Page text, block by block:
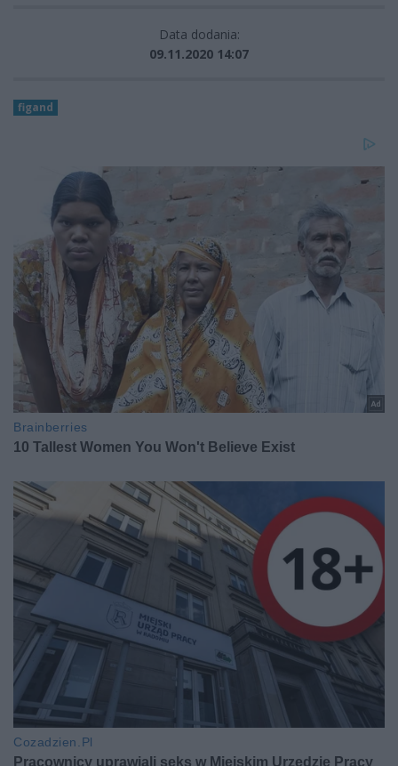
Data dodania:
09.11.2020 14:07
figand